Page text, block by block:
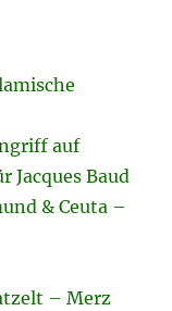
auf
Jacques Baud
& Ceuta –
– Merz